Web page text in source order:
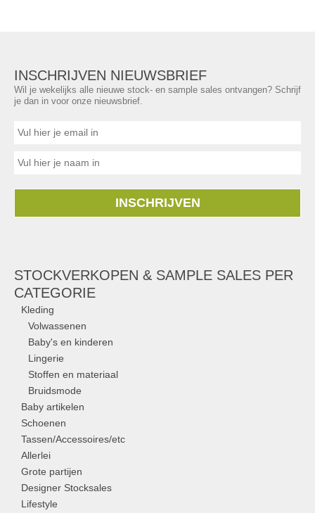
INSCHRIJVEN NIEUWSBRIEF
Wil je wekelijks alle nieuwe stock- en sample sales ontvangen? Schrijf
je dan in voor onze nieuwsbrief.
INSCHRIJVEN
STOCKVERKOPEN & SAMPLE SALES PER
CATEGORIE
Kleding
Volwassenen
Baby's en kinderen
Lingerie
Stoffen en materiaal
Bruidsmode
Baby artikelen
Schoenen
Tassen/Accessoires/etc
Allerlei
Grote partijen
Designer Stocksales
Lifestyle